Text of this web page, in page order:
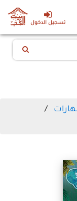
تسجيل الدخول